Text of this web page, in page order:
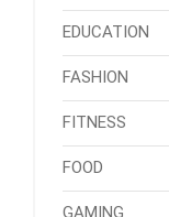
EDUCATION
FASHION
FITNESS
FOOD
GAMING